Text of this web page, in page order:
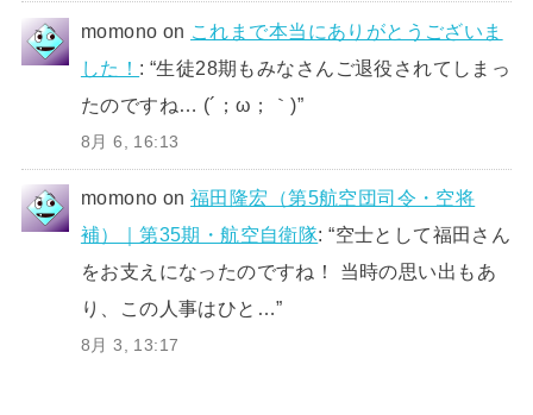
momono on これまで本当にありがとうございま
した！ : “生徒28期もみなさんご退役されてしまっ
たのですね… (´；ω；｀)”
8月 6, 16:13
momono on福田隆宏（第5航空団司令・空将
補）｜第35期・航空自衛隊: “空士として福田さん
をお支えになったのですね！ 当時の思い出もあ
り、この人事はひと…”
8月 3, 13:17